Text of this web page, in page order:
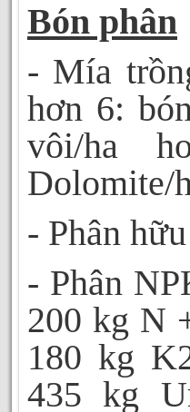
Bón phân
- Mía
hơn 6:
vôi/ha
Dolomite/
- Phân
- Phân
200 kg N
180 kg
435 kg